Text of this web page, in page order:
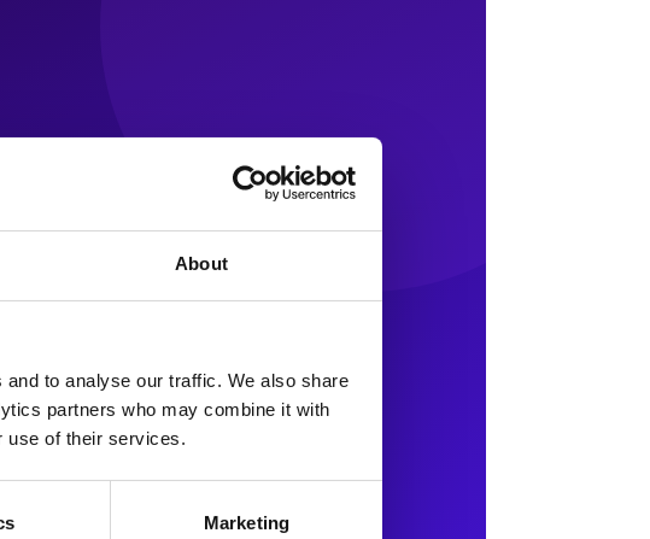
About
to analyse our traffic. We also share
partners who may combine it with
use of their services.
Marketing